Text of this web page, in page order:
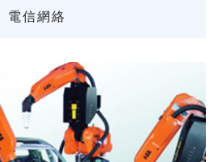
電信網絡